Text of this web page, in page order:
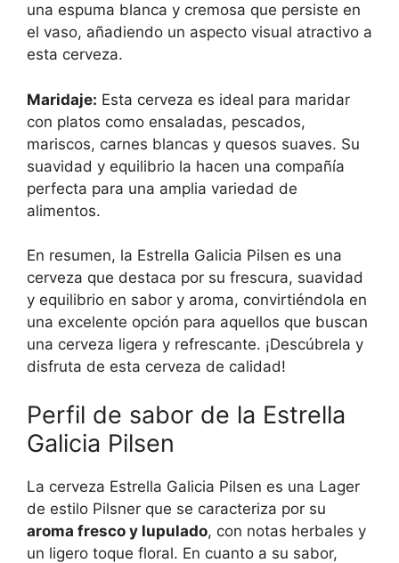
una espuma blanca y cremosa que persiste en
el vaso, añadiendo un aspecto visual atractivo a
esta cerveza.
Maridaje: Esta cerveza es ideal para maridar
con platos como ensaladas, pescados,
mariscos, carnes blancas y quesos suaves. Su
suavidad y equilibrio la hacen una compañía
perfecta para una amplia variedad de
alimentos.
En resumen, la Estrella Galicia Pilsen es una
cerveza que destaca por su frescura, suavidad
y equilibrio en sabor y aroma, convirtiéndola en
una excelente opción para aquellos que buscan
una cerveza ligera y refrescante. ¡Descúbrela y
disfruta de esta cerveza de calidad!
Perfil de sabor de la Estrella
Galicia Pilsen
La cerveza Estrella Galicia Pilsen es una Lager
de estilo Pilsner que se caracteriza por su
aroma fresco y lupulado, con notas herbales y
un ligero toque floral. En cuanto a su sabor,